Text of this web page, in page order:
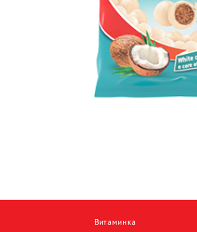
Витаминка